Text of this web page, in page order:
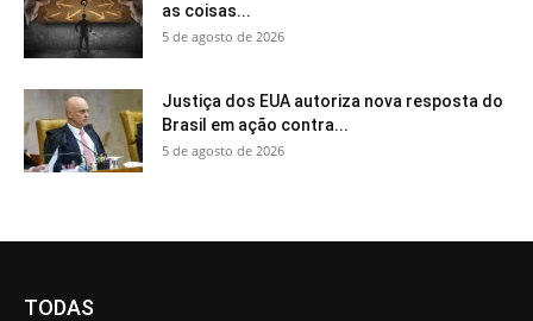
as coisas...
5 de agosto de 2026
Justiça dos EUA autoriza nova resposta do
Brasil em ação contra...
5 de agosto de 2026
TODAS